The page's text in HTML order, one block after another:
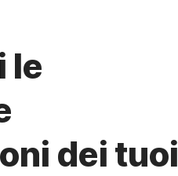
le
dei tuoi